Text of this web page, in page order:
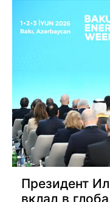
Президент
вклад в